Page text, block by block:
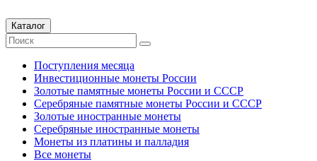
Каталог
Поступления месяца
Инвестиционные монеты России
Золотые памятные монеты России и СССР
Серебряные памятные монеты России и СССР
Золотые иностранные монеты
Серебряные иностранные монеты
Монеты из платины и палладия
Все монеты